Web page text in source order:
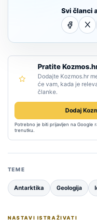
Svi članci
Pratite
Dodajte Kozmos.hr
će vam, kada je
članke.
Dodaj
Potrebno je biti prijavljen na Google
trenutku.
TEME
Antarktika Geologija
NASTAVI ISTRAŽIVATI